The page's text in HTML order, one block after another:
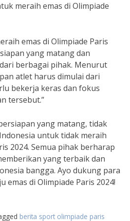
meraih emas di Olimpiade
emas di Olimpiade Paris
yang matang dan
berbagai pihak. Menurut
atlet harus dimulai dari
bekerja keras dan fokus
tersebut.”
yang matang, tidak
untuk tidak meraih
2024. Semua pihak berharap
yang terbaik dan
bangga. Ayo dukung para
emas di Olimpiade Paris 2024!
berita sport olimpiade paris